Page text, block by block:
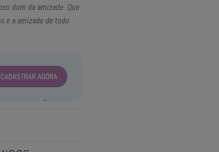
dom da amizade. Que
e a amizade de todo
CADASTRAR AGORA